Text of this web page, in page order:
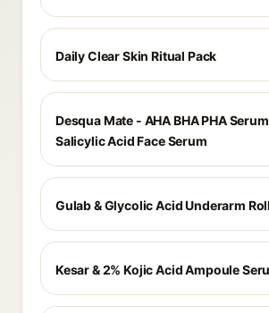
Daily Clear Skin Ritual Pack
Desqua Mate - AHA BHA PHA
Salicylic Acid Face Serum
Gulab & Glycolic Acid Underarm
Kesar & 2% Kojic Acid Ampoule